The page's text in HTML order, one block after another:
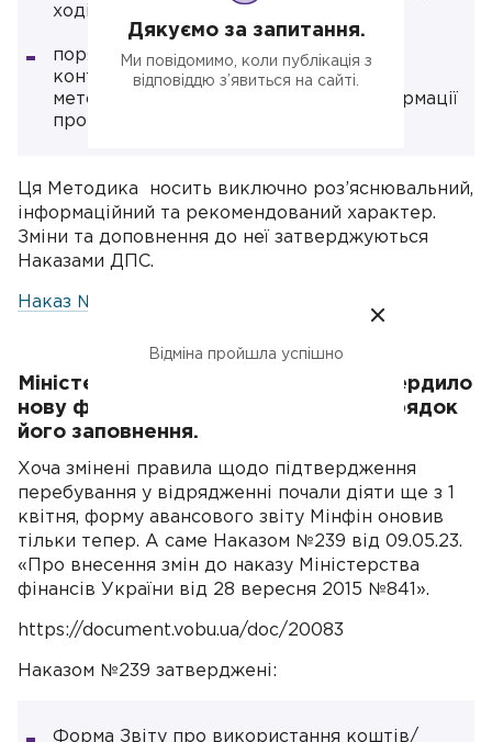
ході перевірки;
порядок підготовки і здійснення
контрольно-перевірочних заходів та
методику дослідження загальної інформації
про платника податків.
Ця Методика носить виключно роз’яснювальний,
інформаційний та рекомендований характер.
Зміни та доповнення до неї затверджуються
Наказами ДПС.
Наказ №444
Міністерство фінансів України затвердило
нову форму авансового звіту та Порядок
його заповнення.
Хоча змінені правила щодо підтвердження
перебування у відрядженні почали діяти ще з 1
квітня, форму авансового звіту Мінфін оновив
тільки тепер. А саме Наказом №239 від 09.05.23.
«Про внесення змін до наказу Міністерства
фінансів України від 28 вересня 2015 №841».
https://document.vobu.ua/doc/20083
Наказом №239 затверджені:
Форма Звіту про використання коштів/
Дякуємо за запитання.
Ми повідомимо, коли публікація з
відповіддю з’явиться на сайті.
Відміна пройшла успішно